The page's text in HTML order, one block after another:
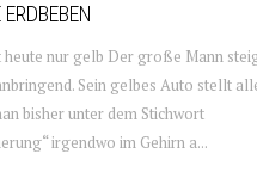
heute nur gelb Der große Mann
Sein gelbes Auto stellt
bisher unter dem Stichwort
irgendwo im Gehirn a...